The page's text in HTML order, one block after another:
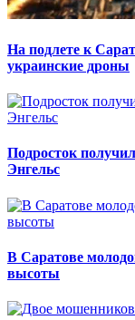
На подлете к
украинские дроны
Подросток
Энгельс
В Саратове
высоты